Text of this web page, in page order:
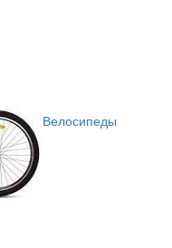
Велосипеды